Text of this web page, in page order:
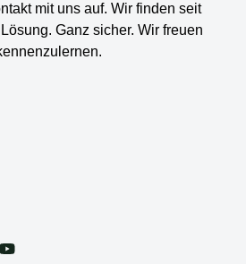
mit uns auf. Wir finden seit
Ganz sicher. Wir freuen